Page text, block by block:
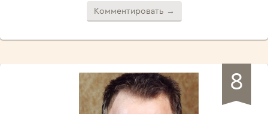
Комментировать →
8